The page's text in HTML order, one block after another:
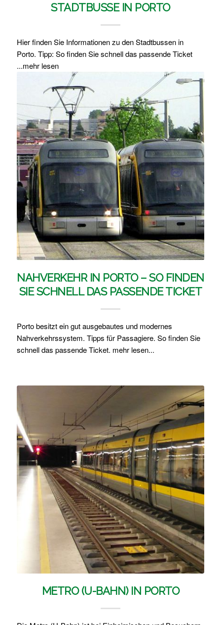
STADTBUSSE IN PORTO
Hier finden Sie Informationen zu den Stadtbussen in
Porto. Tipp: So finden Sie schnell das passende Ticket
...mehr lesen
NAHVERKEHR IN PORTO – SO FINDEN
SIE SCHNELL DAS PASSENDE TICKET
Porto besitzt ein gut ausgebautes und modernes
Nahverkehrssystem. Tipps für Passagiere. So finden Sie
schnell das passende Ticket. mehr lesen...
METRO (U-BAHN) IN PORTO